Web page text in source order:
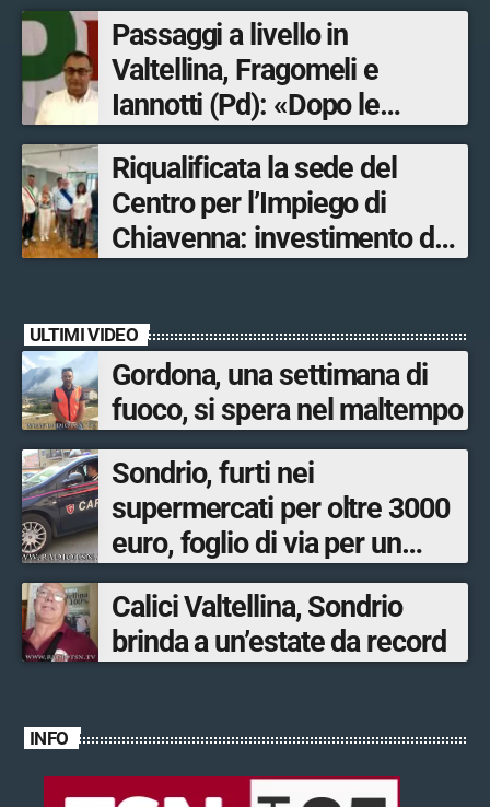
Passaggi a livello in
Valtellina, Fragomeli e
Iannotti (Pd): «Dopo le
Olimpiadi solo un terzo delle
opere sostitutive sarà
ultimato entro il 2026»
Riqualificata la sede del
Centro per l’Impiego di
Chiavenna: investimento da
ULTIMI VIDEO
Gordona, una settimana di
fuoco, si spera nel maltempo
Sondrio, furti nei
supermercati per oltre 3000
euro, foglio di via per un
ventinovenne
Calici Valtellina, Sondrio
brinda a un’estate da record
INFO